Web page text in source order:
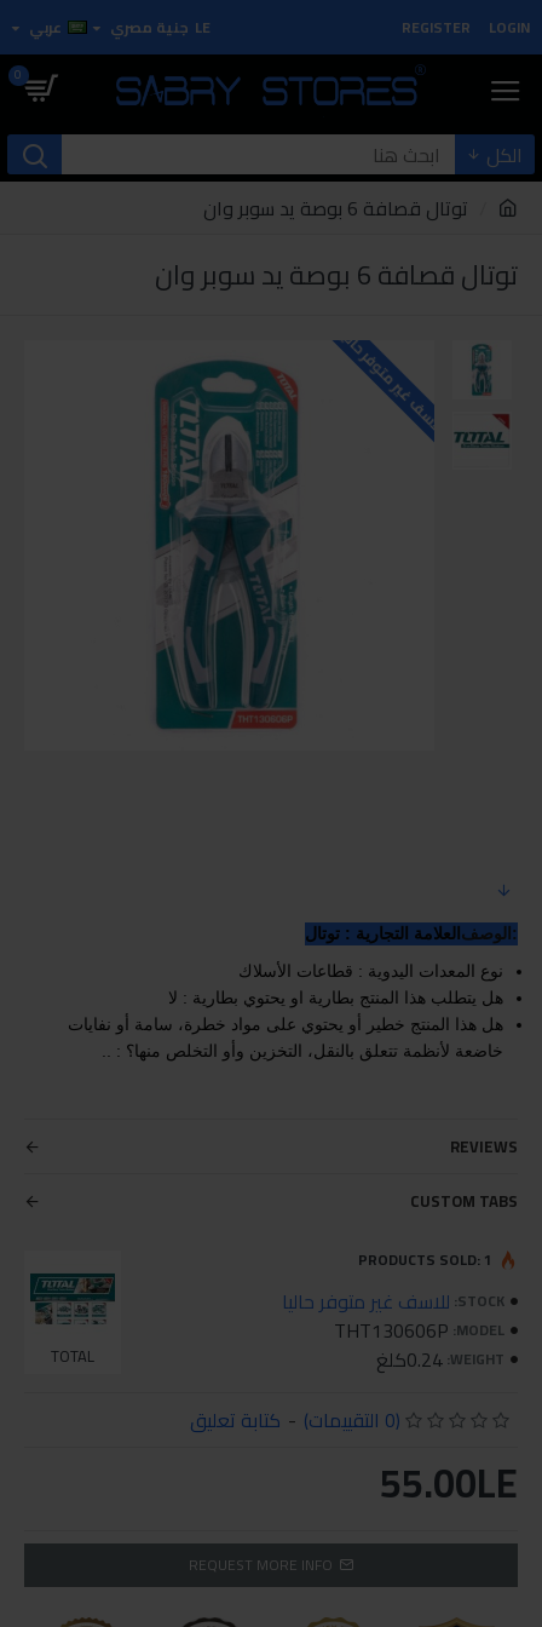
LOGIN
REGISTER
LE جنية مصري عربي
0
الكل
توتال قصافة 6 بوصة يد سوبر وان
توتال قصافة 6 بوصة يد سوبر وان
للاسف غير متوفر حاليا
:الوصف العلامة التجارية : توتال
نوع المعدات اليدوية : قطاعات الأسلاك
هل يتطلب هذا المنتج بطارية او يحتوي بطارية : لا
هل هذا المنتج خطير أو يحتوي على مواد خطرة، سامة أو نفايات
خاضعة لأنظمة تتعلق بالنقل، التخزين وأو التخلص منها؟ : ..
REVIEWS
CUSTOM TABS
STOCK: للاسف غير متوفر حاليا
MODEL:
THT130606P
WEIGHT: 0.24كلغ TOTAL
PRODUCTS SOLD: 1
(0 التقييمات) - كتابة تعليق
55.00LE
REQUEST MORE INFO